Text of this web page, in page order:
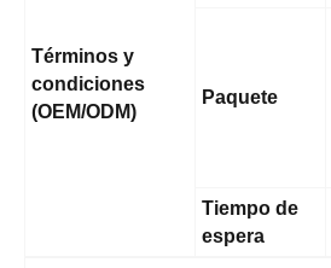
Términos y
condiciones
(OEM/ODM)
Paquete
Tiempo de
espera